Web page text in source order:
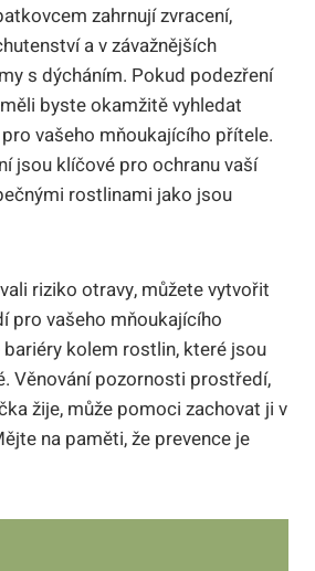
zahrnují zvracení,
a v závažnějších
s dýcháním. Pokud podezření
byste okamžitě vyhledat
vašeho mňoukajícího přítele.
jsou klíčové pro ochranu vaší
rostlinami jako jsou
riziko otravy, můžete vytvořit
pro vašeho mňoukajícího
kolem rostlin, které jsou
Věnování pozornosti prostředí,
žije, může pomoci zachovat ji v
na paměti, že prevence je